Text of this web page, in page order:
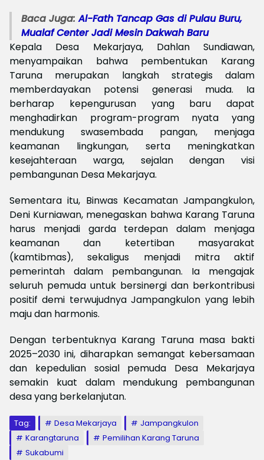
Baca Juga:Al-Fath Tancap Gas di Pulau Buru,
Mualaf Center Jadi Mesin Dakwah Baru
Kepala Desa Mekarjaya, Dahlan Sundiawan,
menyampaikan bahwa pembentukan Karang
Taruna merupakan langkah strategis dalam
memberdayakan potensi generasi muda. Ia
berharap kepengurusan yang baru dapat
menghadirkan program-program nyata yang
mendukung swasembada pangan, menjaga
keamanan lingkungan, serta meningkatkan
kesejahteraan warga, sejalan dengan visi
pembangunan Desa Mekarjaya.
Sementara itu, Binwas Kecamatan Jampangkulon,
Deni Kurniawan, menegaskan bahwa Karang Taruna
harus menjadi garda terdepan dalam menjaga
keamanan dan ketertiban masyarakat
(kamtibmas), sekaligus menjadi mitra aktif
pemerintah dalam pembangunan. Ia mengajak
seluruh pemuda untuk bersinergi dan berkontribusi
positif demi terwujudnya Jampangkulon yang lebih
maju dan harmonis.
Dengan terbentuknya Karang Taruna masa bakti
2025–2030 ini, diharapkan semangat kebersamaan
dan kepedulian sosial pemuda Desa Mekarjaya
semakin kuat dalam mendukung pembangunan
desa yang berkelanjutan.
Tag: Desa Mekarjaya
Jampangkulon
Karangtaruna
Pemilihan Karang Taruna
Sukabumi